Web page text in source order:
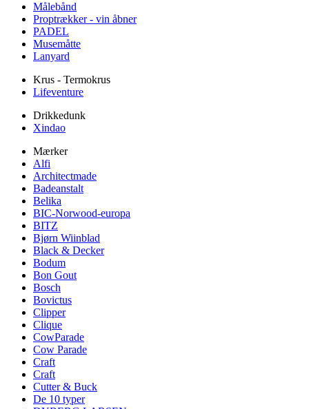
Målebånd
Proptrækker - vin åbner
PADEL
Musemåtte
Lanyard
Krus - Termokrus
Lifeventure
Drikkedunk
Xindao
Mærker
Alfi
Architectmade
Badeanstalt
Belika
BIC-Norwood-europa
BITZ
Bjørn Wiinblad
Black & Decker
Bodum
Bon Gout
Bosch
Bovictus
Clipper
Clique
CowParade
Cow Parade
Craft
Craft
Cutter & Buck
De 10 typer